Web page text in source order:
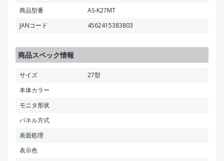
商品型番
AS-K27MT
JANコード
4562415383803
商品スペック情報
サイズ
27型
本体カラー
モニタ形状
パネル方式
表面処理
表示色